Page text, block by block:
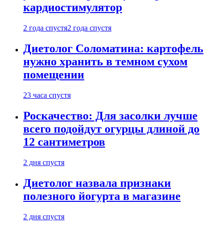
кардиостимулятор
2 года спустя2 года спустя
Диетолог Соломатина: картофель
нужно хранить в темном сухом
помещении
23 часа спустя
Роскачество: Для засолки лучше
всего подойдут огурцы длиной до
12 сантиметров
2 дня спустя
Диетолог назвала признаки
полезного йогурта в магазине
2 дня спустя